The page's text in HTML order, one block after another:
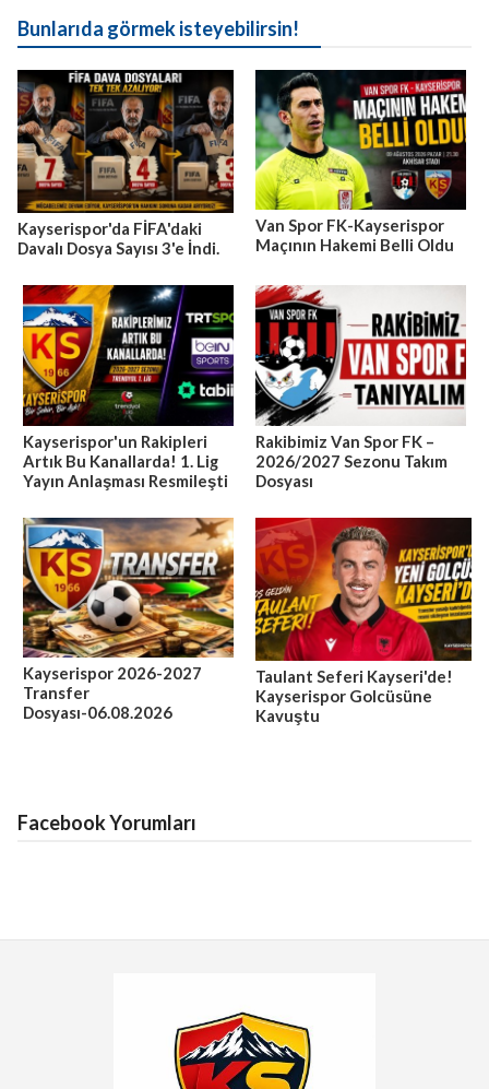
Bunlarıda görmek isteyebilirsin!
Kayserispor'da FİFA'daki
Davalı Dosya Sayısı 3'e İndi.
Van Spor FK-Kayserispor
Maçının Hakemi Belli Oldu
Kayserispor'un Rakipleri
Artık Bu Kanallarda! 1. Lig
Yayın Anlaşması Resmileşti
Rakibimiz Van Spor FK –
2026/2027 Sezonu Takım
Dosyası
Kayserispor 2026-2027
Transfer
Dosyası-06.08.2026
Taulant Seferi Kayseri'de!
Kayserispor Golcüsüne
Kavuştu
Facebook Yorumları